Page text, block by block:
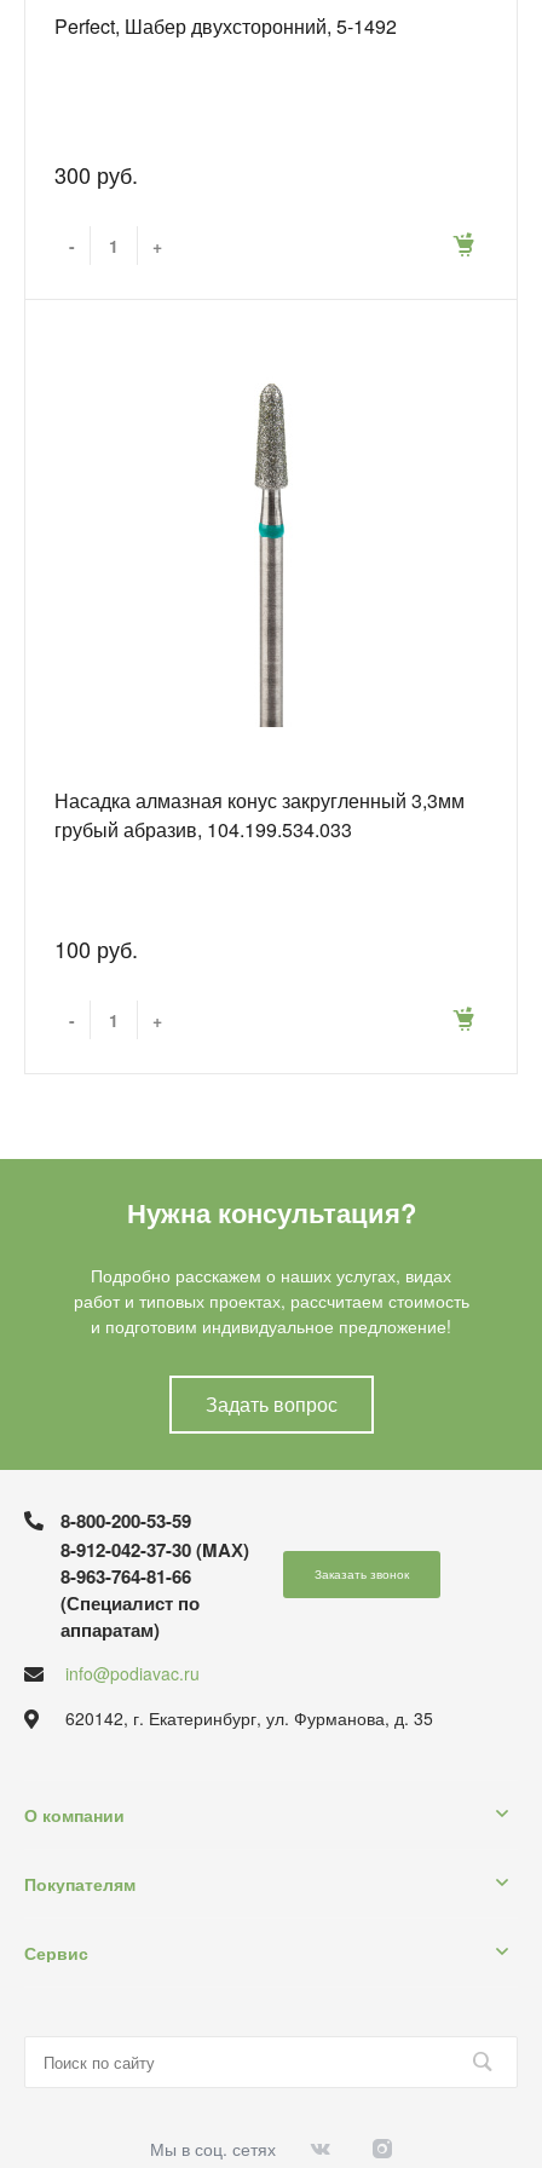
Perfect, Шабер двухсторонний, 5-1492
300 руб.
- +
Насадка алмазная конус закругленный 3,3мм
грубый абразив, 104.199.534.033
100 руб.
- +
Нужна консультация?
Подробно расскажем о наших услугах, видах
работ и типовых проектах, рассчитаем стоимость
и подготовим индивидуальное предложение!
Задать вопрос
8-800-200-53-59
8-912-042-37-30 (MAХ)
8-963-764-81-66
(Специалист по
аппаратам)
Заказать звонок
info@podiavac.ru
620142, г. Екатеринбург, ул. Фурманова, д. 35
О компании
Покупателям
Сервис
Мы в соц. сетях